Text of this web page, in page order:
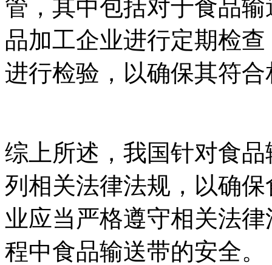
管，其中包括对于食品
品加工企业进行定期检
进行检验，以确保其符
综上所述，我国针对食
列相关法律法规，以确
业应当严格遵守相关法
程中食品输送带的安全。